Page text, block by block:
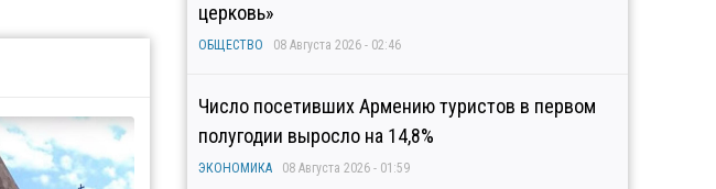
церковь»
ОБЩЕСТВО 08 Августа 2026 - 02:46
Число посетивших Армению туристов в первом
полугодии выросло на 14,8%
ЭКОНОМИКА 08 Августа 2026 - 01:59